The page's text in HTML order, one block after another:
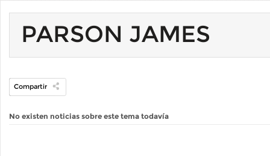
PARSON JAMES
Compartir
No existen noticias sobre este tema todavía